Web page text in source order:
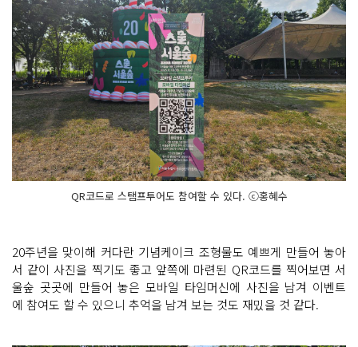
QR코드로 스탬프투어도 참여할 수 있다. ⓒ홍혜수
20주년을 맞이해 커다란 기념케이크 조형물도 예쁘게 만들어 놓아
서 같이 사진을 찍기도 좋고 앞쪽에 마련된 QR코드를 찍어보면 서
울숲 곳곳에 만들어 놓은 모바일 타임머신에 사진을 남겨 이벤트
에 참여도 할 수 있으니 추억을 남겨 보는 것도 재밌을 것 같다.